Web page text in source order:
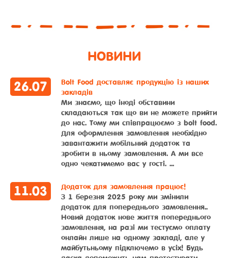
НОВИНИ
26.07
Bolt Food доставляє продукцію із наших
закладів
Ми знаємо, що іноді обставини
складаються так що ви не можете прийти
до нас. Тому ми співпрацюємо з bolt food.
Для оформлення замовлення необхідно
завантажити мобільний додаток та
зробити в ньому замовлення. А ми все
одно чекатимемо вас у гості. ...
11.03
Додаток для замовлення працює!
З 1 березня 2025 року ми змінили
додаток для попереднього замовлення..
Новий додаток нове життя попереднього
замовлення, на разі ми тестуємо оплату
онлайн лише на одному закладі, але у
майбутьньому підключемо в усіх! Будь